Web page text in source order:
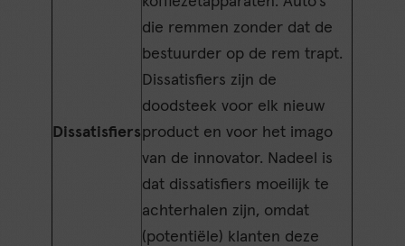
Dissatisfiers
die remmen zonder dat de
bestuurder op de rem trapt.
Dissatisfiers zijn de
doodsteek voor elk nieuw
product en voor het imago
van de innovator. Nadeel is
dat dissatisfiers moeilijk te
achterhalen zijn, omdat
(potentiële) klanten deze